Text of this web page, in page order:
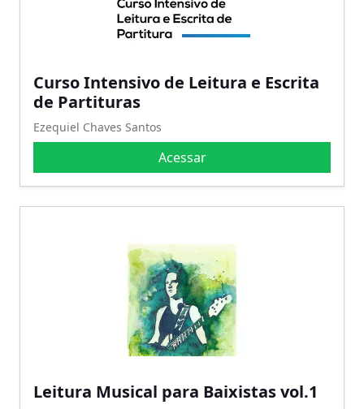
Curso Intensivo de Leitura e Escrita
de Partituras
Ezequiel Chaves Santos
Acessar
Leitura Musical para Baixistas vol.1